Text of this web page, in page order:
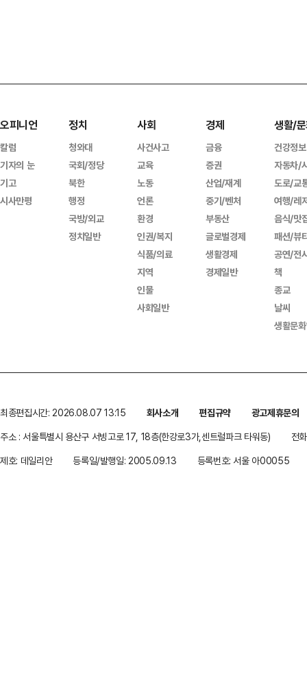
오피니언
칼럼
기자의 눈
기고
시사만평
정치
청와대
국회/정당
북한
행정
국방/외교
정치일반
사회
사건사고
교육
노동
언론
환경
인권/복지
식품/의료
지역
인물
사회일반
경제
금융
증권
산업/재계
중기/벤처
부동산
글로벌경제
생활경제
경제일반
생활/
건강정보
자동차/
도로/교
여행/레
음식/맛
패션/뷰
공연/전
책
종교
날씨
생활문
최종편집시간: 2026.08.07 13:15 회사소개 편집규약
광고제휴문의
주소 : 서울특별시 용산구 서빙고로 17, 18층(한강로3가,센트럴파크 타워동)
전
제호: 데일리안
등록일/발행일: 2005.09.13 등록번호: 서울 아00055